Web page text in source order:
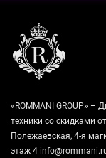
«ROMMANI GROUP» –
техники со скидками
Полежаевская, 4-я
этаж 4